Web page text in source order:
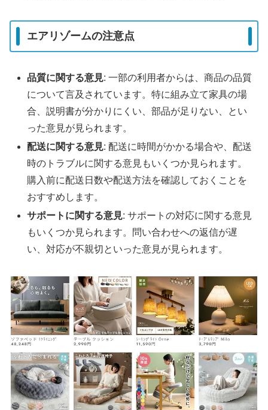
エアリゾームの注意点
品質に関する意見: 一部の利用者からは、商品の品質
について言及されています。特に組み立て家具の場
合、説明書が分かりにくい、部品が足りない、とい
った意見が見られます。
配送に関する意見: 配送に時間がかかる場合や、配送
時のトラブルに関する意見もいくつか見られます。
購入前に配送日数や配送方法を確認しておくことを
おすすめします。
サポートに関する意見: サポートの対応に関する意見
もいくつか見られます。問い合わせへの返信が遅
い、対応が不親切といった意見が見られます。